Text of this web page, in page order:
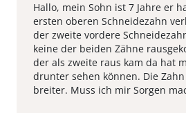
Hallo, mein Sohn ist 7 Jahre er
ersten oberen Schneidezahn
der zweite vordere
keine der beiden Zähne
der als zweite raus kam da hat
drunter sehen können. Die
breiter. Muss ich mir Sorgen